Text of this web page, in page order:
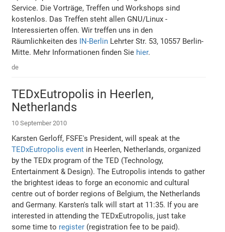
Service. Die Vorträge, Treffen und Workshops sind
kostenlos. Das Treffen steht allen GNU/Linux -
Interessierten offen. Wir treffen uns in den
Räumlichkeiten des IN-Berlin Lehrter Str. 53, 10557 Berlin-
Mitte. Mehr Informationen finden Sie hier.
de
TEDxEutropolis in Heerlen,
Netherlands
10 September 2010
Karsten Gerloff, FSFE's President, will speak at the
TEDxEutropolis event in Heerlen, Netherlands, organized
by the TEDx program of the TED (Technology,
Entertainment & Design). The Eutropolis intends to gather
the brightest ideas to forge an economic and cultural
centre out of border regions of Belgium, the Netherlands
and Germany. Karsten's talk will start at 11:35. If you are
interested in attending the TEDxEutropolis, just take
some time to register (registration fee to be paid).